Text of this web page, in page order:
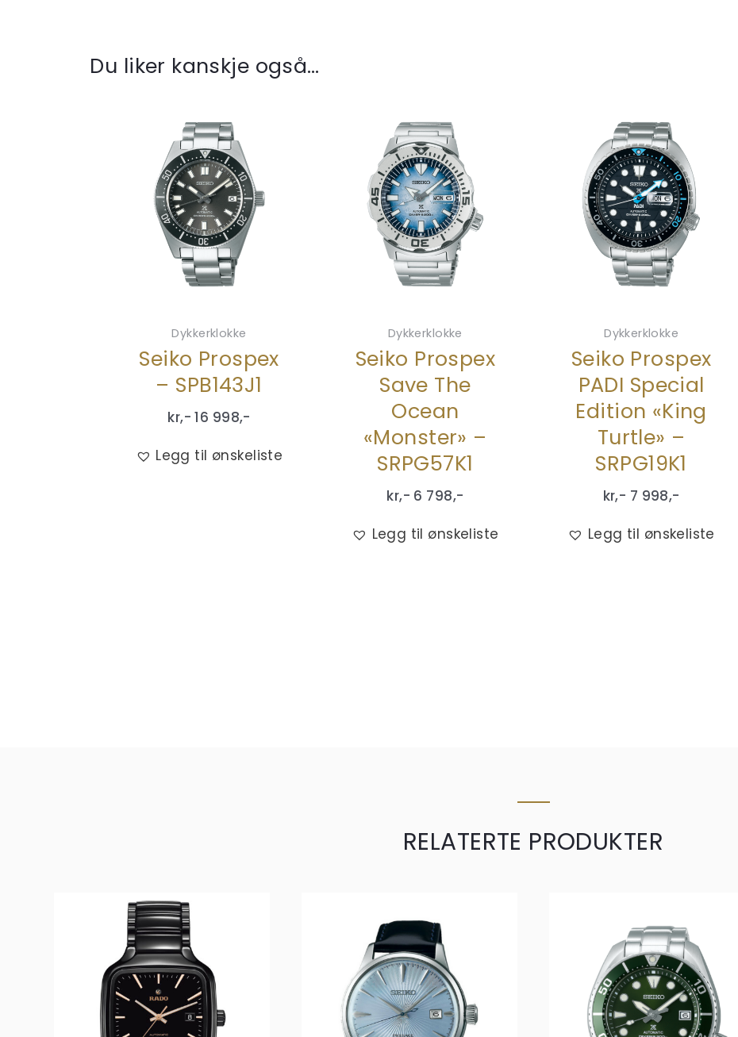
Du liker kanskje også…
Dykkerklokke
Seiko Prospex
– SPB143J1
kr,- 16 998,-
Legg til ønskeliste
Dykkerklokke
Seiko Prospex
Save The
Ocean
«Monster» –
SRPG57K1
kr,- 6 798,-
Legg til ønskeliste
Dykkerklokke
Seiko Prospex
PADI Special
Edition «King
Turtle» –
SRPG19K1
kr,- 7 998,-
Legg til ønskeliste
RELATERTE PRODUKTER